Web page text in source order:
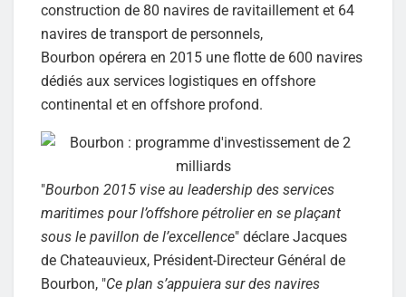
construction de 80 navires de ravitaillement et 64
navires de transport de personnels,
Bourbon opérera en 2015 une flotte de 600 navires
dédiés aux services logistiques en offshore
continental et en offshore profond.
"Bourbon 2015 vise au leadership des services
maritimes pour l’offshore pétrolier en se plaçant
sous le pavillon de l’excellence" déclare Jacques
de Chateauvieux, Président-Directeur Général de
Bourbon, "Ce plan s’appuiera sur des navires